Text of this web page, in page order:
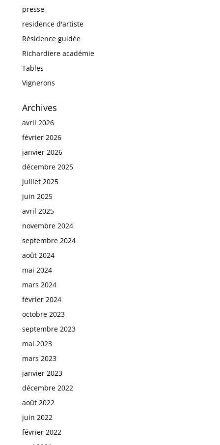
presse
residence d'artiste
Résidence guidée
Richardiere académie
Tables
Vignerons
Archives
avril 2026
février 2026
janvier 2026
décembre 2025
juillet 2025
juin 2025
avril 2025
novembre 2024
septembre 2024
août 2024
mai 2024
mars 2024
février 2024
octobre 2023
septembre 2023
mai 2023
mars 2023
janvier 2023
décembre 2022
août 2022
juin 2022
février 2022